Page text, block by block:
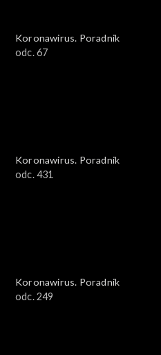
Koronawirus. Poradnik
odc. 67
Koronawirus. Poradnik
odc. 431
Koronawirus. Poradnik
odc. 249